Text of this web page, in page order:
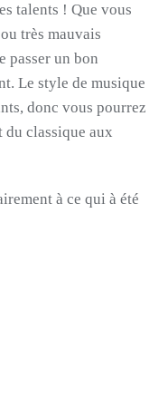
talents ! Que vous
très mauvais
passer un bon
Le style de musique
donc vous pourrez
classique aux
à ce qui à été